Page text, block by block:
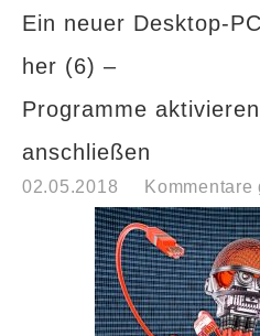
Ein neuer Desktop-
her (6) –
Programme
anschließen
02.05.2018